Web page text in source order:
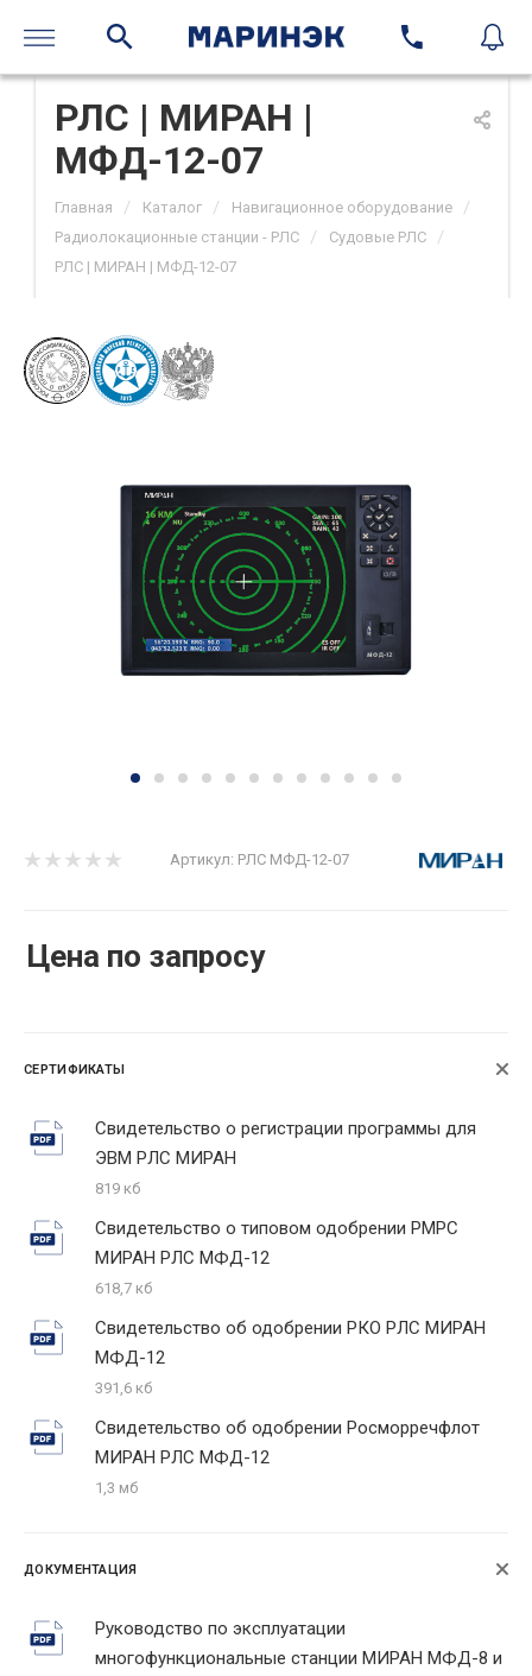
РЛС | МИРАН |
МФД-12-07
Главная / Каталог / Навигационное оборудование /
Радиолокационные станции - РЛС / Судовые РЛС /
РЛС | МИРАН | МФД-12-07
Артикул: РЛС МФД-12-07
Цена по запросу
СЕРТИФИКАТЫ
Свидетельство о регистрации программы для
ЭВМ РЛС МИРАН
819 кб
Свидетельство о типовом одобрении РМРС
МИРАН РЛС МФД-12
618,7 кб
Свидетельство об одобрении РКО РЛС МИРАН
МФД-12
391,6 кб
Свидетельство об одобрении Росморречфлот
МИРАН РЛС МФД-12
1,3 мб
ДОКУМЕНТАЦИЯ
Руководство по эксплуатации
многофункциональные станции МИРАН МФД-8 и